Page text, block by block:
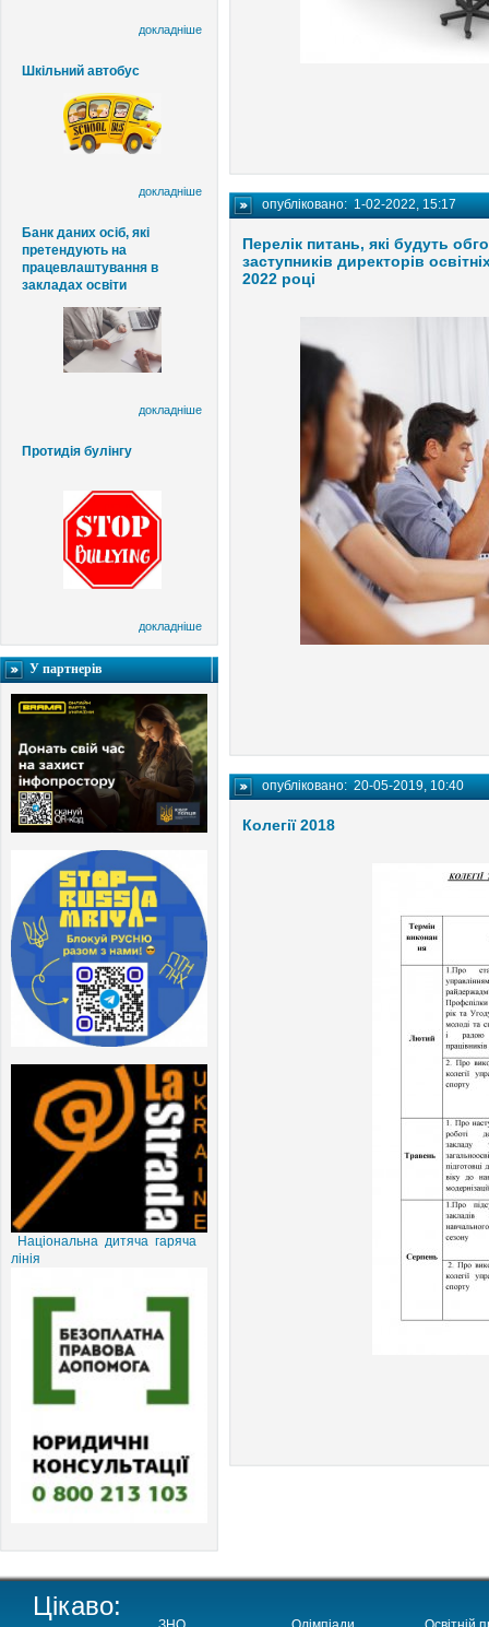
докладніше
Шкільний автобус
докладніше
Банк даних осіб, які
претендують на
працевлаштування в
закладах освіти
докладніше
Протидія булінгу
докладніше
У партнерів
Національна дитяча гаряча
лінія
опубліковано:1-02-2022, 15:17
Перелік питань, які будуть
заступників директорів
2022 році
опубліковано:20-05-2019, 10:40
Колегії 2018
Цікаво: